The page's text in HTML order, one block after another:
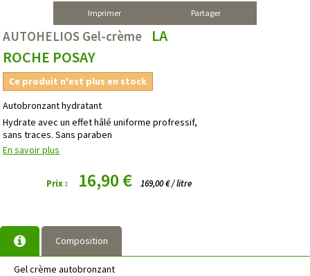
Imprimer Partager
AUTOHELIOS Gel-crème
LA
ROCHE POSAY
Ce produit n'est plus en stock
Autobronzant hydratant
Hydrate avec un effet hâlé uniforme profressif,
sans traces. Sans paraben
En savoir plus
Prix : 16,90 € 169,00 € / litre
Composition
Gel crème autobronzant